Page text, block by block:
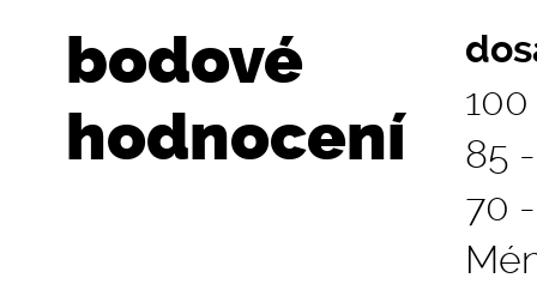
bodové
hodnocení
85
70